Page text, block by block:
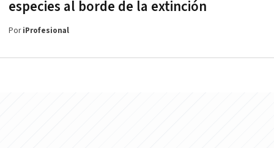
especies al borde de la extinción
PoriProfesional